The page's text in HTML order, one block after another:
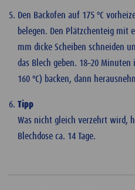
Den Backofen auf 175 ºC
belegen. Den Plätzchenteig mit
mm dicke Scheiben schneiden
das Blech geben. 18–20
160 ºC) backen, dann
Tipp
Was nicht gleich verzehrt wird,
Blechdose ca. 14 Tage.